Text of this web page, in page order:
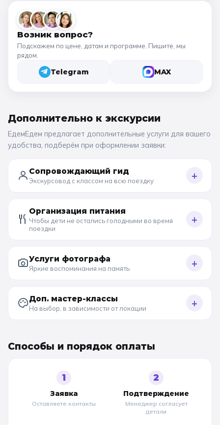
Возник вопрос?
Подскажем по цене, датам и программе. Пишите, мы
рядом.
Telegram MAX
Дополнительно к экскурсии
ЕдемЕдем предлагает дополнительные услуги для вашего
удобства, подберём при оформлении заявки:
Сопровождающий гид
Экскурсовод с классом на всю поездку +
Организация питания
Чтобы дети не остались голодными во время
поездки
+
Услуги фотографа
Яркие воспоминания на память +
Доп. мастер-классы
На выбор, в зависимости от локации +
Способы и порядок оплаты
1
Заявка
Оставляете контакты
2
Подтверждение
Менеджер согласует
детали